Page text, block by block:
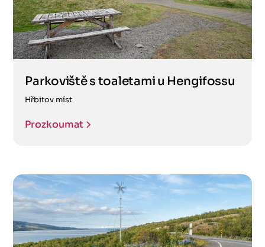
Parkoviště s toaletami u Hengifossu
Hřbitov míst
Prozkoumat